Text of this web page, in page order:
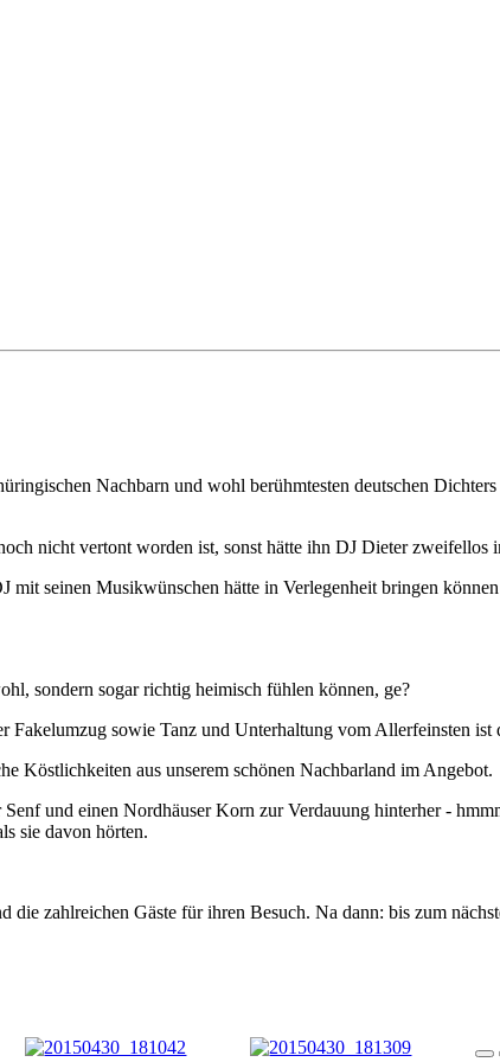
Nachbarn und wohl berühmtesten deutschen
nicht vertont worden ist, sonst hätte ihn DJ Dieter zweifellos
mit seinen Musikwünschen hätte in Verlegenheit bringen
sondern sogar richtig heimisch fühlen können, ge?
Fakelumzug sowie Tanz und Unterhaltung vom Allerfeinsten
Köstlichkeiten aus unserem schönen Nachbarland im Angebot.
und einen Nordhäuser Korn zur Verdauung hinterher -
sie davon hörten.
zahlreichen Gäste für ihren Besuch. Na dann: bis zum